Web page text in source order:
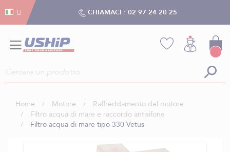
CHIAMACI : 02 97 24 20 25
Home Motore
Raffreddamento del motore
Filtro acqua di mare e raccordo antisifone
Filtro acqua di mare tipo 330 Vetus
Gestion dei cookies
Gestion dei cookies